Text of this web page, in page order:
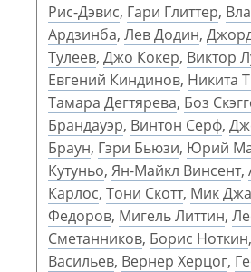
Рис-Дэвис, Гари Глиттер,
Ардзинба, Лев Додин,
Тулеев, Джо Кокер, Виктор
Евгений Киндинов, Никита
Тамара Дегтярева, Боз
Брандауэр, Винтон Серф,
Браун, Гэри Бьюзи, Юрий
Кутуньо, Ян-Майкл Винсент,
Карлос, Тони Скотт, Мик
Федоров, Мигель Литтин,
Сметанников, Борис Ноткин,
Васильев, Вернер Херцог,